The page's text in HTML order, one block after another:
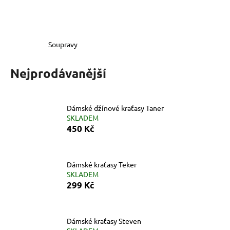
Soupravy
Nejprodávanější
Dámské džínové kraťasy Taner
SKLADEM
450 Kč
Dámské kraťasy Teker
SKLADEM
299 Kč
Dámské kraťasy Steven
?
HLEDAT